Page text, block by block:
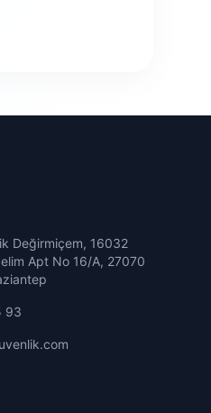
Değirmiçem, 16032
Apt No 16/A, 27070
93